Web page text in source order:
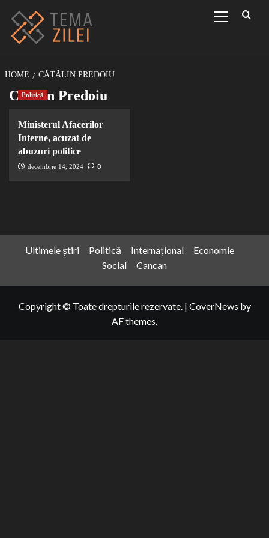
conținut
Menu
HOME CĂTĂLIN PREDOIU
Cătălin Predoiu
Politică
Ministerul Afacerilor
Interne, acuzat de
abuzuri politice
decembrie 14, 2024 0
Ultimele știri Politică Internațional
Economie
Social
Cancan
Copyright © Toate drepturile rezervate. | CoverNews by
AF themes.